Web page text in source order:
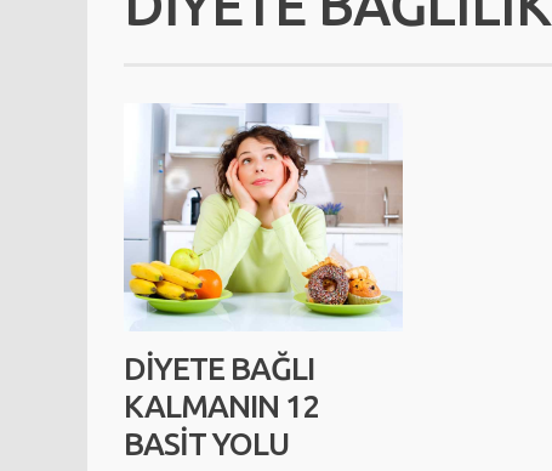
DIYETE BAĞLI
KALMANIN 12
BASIT YOLU